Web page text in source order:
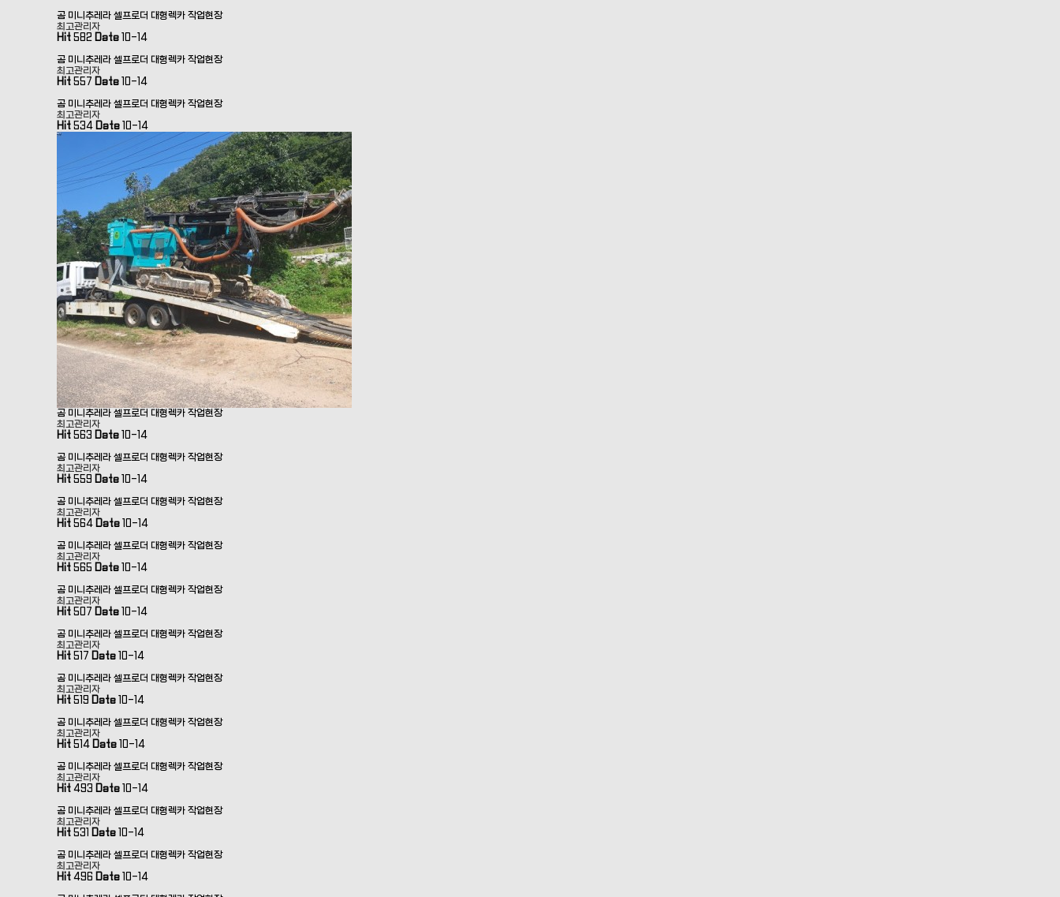
곰 미니추레라 셀프로더 대형렉카 작업현장
최고관리자
Hit 582 Date 10-14
곰 미니추레라 셀프로더 대형렉카 작업현장
최고관리자
Hit 557 Date 10-14
곰 미니추레라 셀프로더 대형렉카 작업현장
최고관리자
Hit 534 Date 10-14
곰 미니추레라 셀프로더 대형렉카 작업현장
최고관리자
Hit 563 Date 10-14
곰 미니추레라 셀프로더 대형렉카 작업현장
최고관리자
Hit 559 Date 10-14
곰 미니추레라 셀프로더 대형렉카 작업현장
최고관리자
Hit 564 Date 10-14
곰 미니추레라 셀프로더 대형렉카 작업현장
최고관리자
Hit 565 Date 10-14
곰 미니추레라 셀프로더 대형렉카 작업현장
최고관리자
Hit 507 Date 10-14
곰 미니추레라 셀프로더 대형렉카 작업현장
최고관리자
Hit 517 Date 10-14
곰 미니추레라 셀프로더 대형렉카 작업현장
최고관리자
Hit 519 Date 10-14
곰 미니추레라 셀프로더 대형렉카 작업현장
최고관리자
Hit 514 Date 10-14
곰 미니추레라 셀프로더 대형렉카 작업현장
최고관리자
Hit 493 Date 10-14
곰 미니추레라 셀프로더 대형렉카 작업현장
최고관리자
Hit 531 Date 10-14
곰 미니추레라 셀프로더 대형렉카 작업현장
최고관리자
Hit 496 Date 10-14